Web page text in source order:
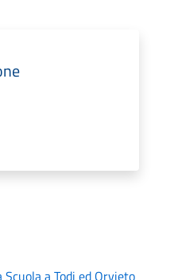
a Todi ed Orvieto